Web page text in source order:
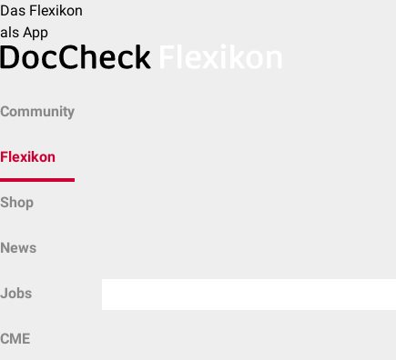
Das Flexikon
als App
Community
Flexikon
Shop
News
Jobs
CME